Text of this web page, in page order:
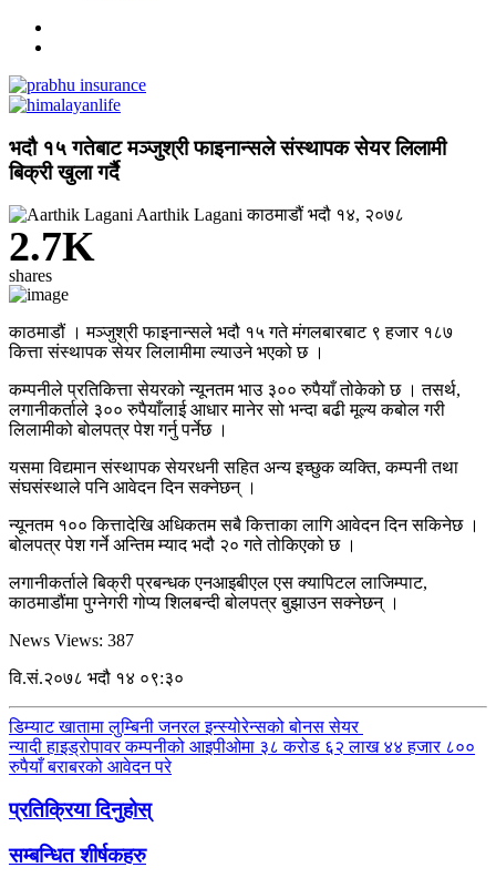
भदौ १५ गतेबाट मञ्जुश्री फाइनान्सले संस्थापक सेयर लिलामी
बिक्री खुला गर्दै
Aarthik Laganiकाठमाडौं भदौ १४, २०७८
2.7K
shares
काठमाडौं । मञ्जुश्री फाइनान्सले भदौ १५ गते मंगलबारबाट ९ हजार १८७
कित्ता संस्थापक सेयर लिलामीमा ल्याउने भएको छ ।
कम्पनीले प्रतिकित्ता सेयरको न्यूनतम भाउ ३०० रुपैयाँ तोकेको छ । तसर्थ,
लगानीकर्ताले ३०० रुपैयाँलाई आधार मानेर सो भन्दा बढी मूल्य कबोल गरी
लिलामीको बोलपत्र पेश गर्नु पर्नेछ ।
यसमा विद्यमान संस्थापक सेयरधनी सहित अन्य इच्छुक व्यक्ति, कम्पनी तथा
संघसंस्थाले पनि आवेदन दिन सक्नेछन् ।
न्यूनतम १०० कित्तादेखि अधिकतम सबै कित्ताका लागि आवेदन दिन सकिनेछ ।
बोलपत्र पेश गर्ने अन्तिम म्याद भदौ २० गते तोकिएको छ ।
लगानीकर्ताले बिक्री प्रबन्धक एनआइबीएल एस क्यापिटल लाजिम्पाट,
काठमाडौंमा पुग्नेगरी गोप्य शिलबन्दी बोलपत्र बुझाउन सक्नेछन् ।
News Views: 387
वि.सं.२०७८ भदौ १४ ०९:३०
डिम्याट खातामा लुम्बिनी जनरल इन्स्योरेन्सको बोनस सेयर
न्यादी हाइड्रोपावर कम्पनीको आइपीओमा ३८ करोड ६२ लाख ४४ हजार ८००
रुपैयाँ बराबरको आवेदन परे
प्रतिक्रिया दिनुहोस्
सम्बन्धित शीर्षकहरु